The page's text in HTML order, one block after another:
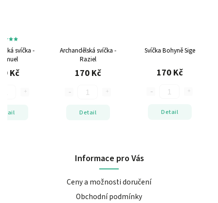
svíčka -
Kč
Archandělská svíčka -
Raziel
170 Kč
Detail
Svíčka Bohyně Sige
170 Kč
Detail
Informace pro Vás
Ceny a možnosti doručení
Obchodní podmínky